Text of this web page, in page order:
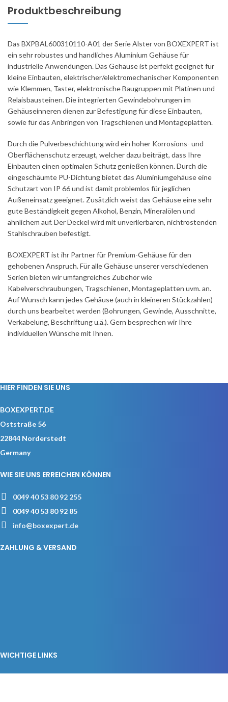
Produktbeschreibung
Das BXPBAL600310110-A01 der Serie Alster von BOXEXPERT ist
ein sehr robustes und handliches Aluminium Gehäuse für
industrielle Anwendungen. Das Gehäuse ist perfekt geeignet für
kleine Einbauten, elektrischer/elektromechanischer Komponenten
wie Klemmen, Taster, elektronische Baugruppen mit Platinen und
Relaisbausteinen. Die integrierten Gewindebohrungen im
Gehäuseinneren dienen zur Befestigung für diese Einbauten,
sowie für das Anbringen von Tragschienen und Montageplatten.
Durch die Pulverbeschichtung wird ein hoher Korrosions- und
Oberflächenschutz erzeugt, welcher dazu beiträgt, dass Ihre
Einbauten einen optimalen Schutz genießen können. Durch die
eingeschäumte PU-Dichtung bietet das Aluminiumgehäuse eine
Schutzart von IP 66 und ist damit problemlos für jeglichen
Außeneinsatz geeignet. Zusätzlich weist das Gehäuse eine sehr
gute Beständigkeit gegen Alkohol, Benzin, Mineralölen und
ähnlichem auf. Der Deckel wird mit unverlierbaren, nichtrostenden
Stahlschrauben befestigt.
BOXEXPERT ist ihr Partner für Premium-Gehäuse für den
gehobenen Anspruch. Für alle Gehäuse unserer verschiedenen
Serien bieten wir umfangreiches Zubehör wie
Kabelverschraubungen, Tragschienen, Montageplatten uvm. an.
Auf Wunsch kann jedes Gehäuse (auch in kleineren Stückzahlen)
durch uns bearbeitet werden (Bohrungen, Gewinde, Ausschnitte,
Verkabelung, Beschriftung u.ä.). Gern besprechen wir Ihre
individuellen Wünsche mit Ihnen.
HIER FINDEN SIE UNS
BOXEXPERT.DE
Oststraße 56
22844 Norderstedt
Germany
WIE SIE UNS ERREICHEN KÖNNEN
0049 40 53 80 92 255
0049 40 53 80 92 85
info@boxexpert.de
ZAHLUNG & VERSAND
WICHTIGE LINKS
Imprint